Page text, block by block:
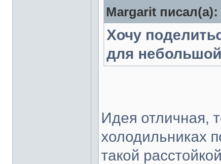
Margarit писал(а):
Хочу
для
Идея отличная,
холодильниках
такой